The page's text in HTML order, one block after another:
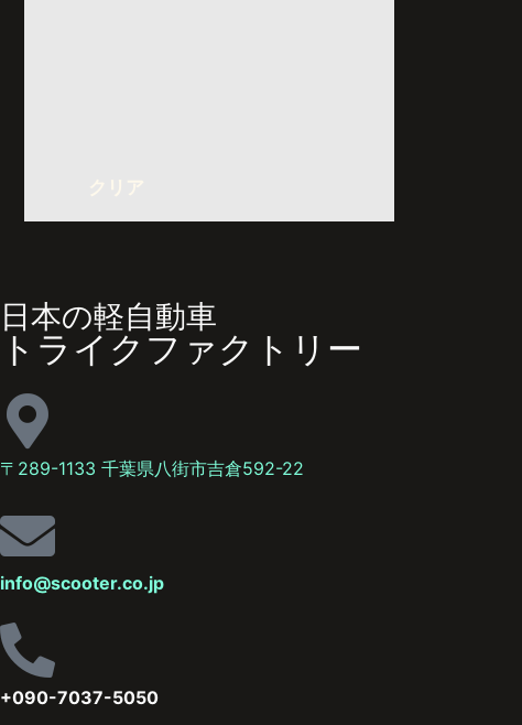
日本の軽自動車
トライクファクトリー
〒289-1133 千葉県八街市吉倉592-22
info@scooter.co.jp
+090-7037-5050